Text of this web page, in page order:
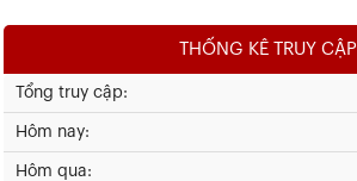
THỐNG KÊ TRUY CẬP
Tổng truy cập:
Hôm nay:
Hôm qua: